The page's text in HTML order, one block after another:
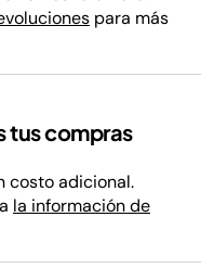
para más
tus compras
costo adicional.
la información de